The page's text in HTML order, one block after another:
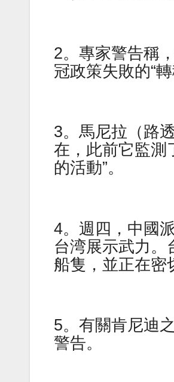
2。專家警告稱
冠政策失敗的“轉
3。馬尼拉（路
在，此前它監測
的活動”。
4。週四，中國
台湾展示武力。
船隻，並正在密
5。有關肯尼迪
警告。